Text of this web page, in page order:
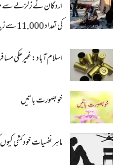
اردگان نے زلزلے سے
کی تعداد 11,000 سے زیادہ ہو گئی ہے۔
اسلام آباد: غیرملکی مسافر سے
خوبصورت باتیں
ماہر نفسیات خودکشی